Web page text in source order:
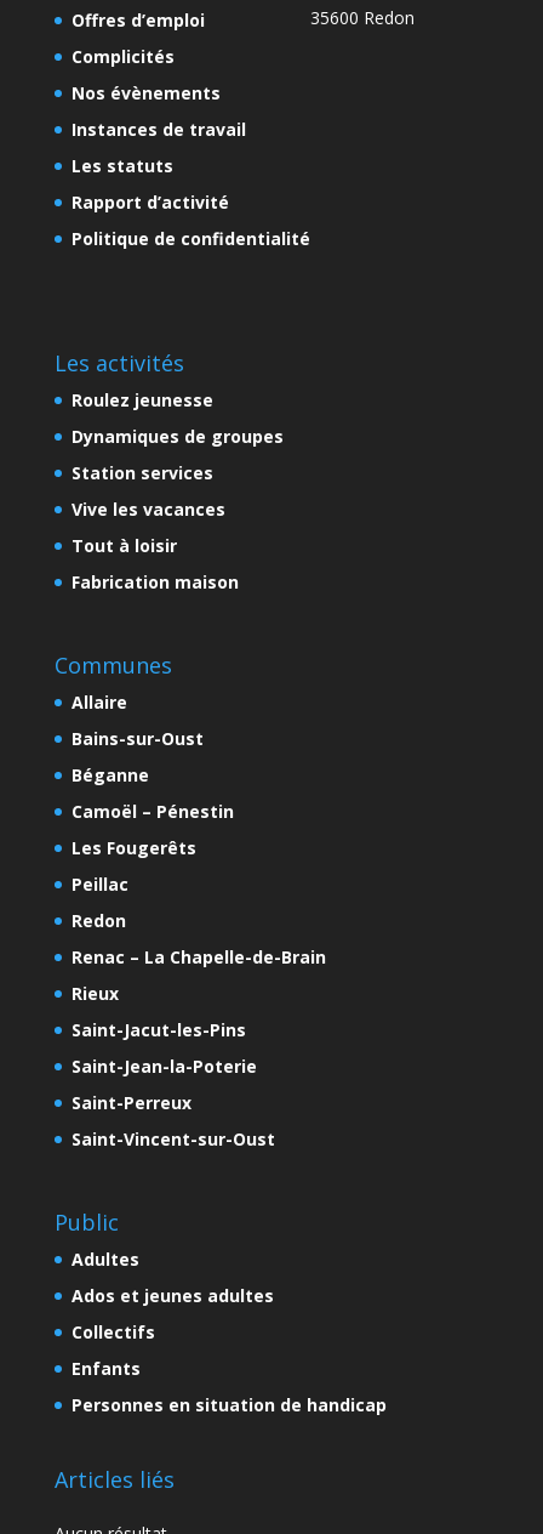
Offres d’emploi
Complicités
Nos évènements
Instances de travail
Les statuts
Rapport d’activité
Politique de confidentialité
35600 Redon
Les activités
Roulez jeunesse
Dynamiques de groupes
Station services
Vive les vacances
Tout à loisir
Fabrication maison
Communes
Allaire
Bains-sur-Oust
Béganne
Camoël – Pénestin
Les Fougerêts
Peillac
Redon
Renac – La Chapelle-de-Brain
Rieux
Saint-Jacut-les-Pins
Saint-Jean-la-Poterie
Saint-Perreux
Saint-Vincent-sur-Oust
Public
Adultes
Ados et jeunes adultes
Collectifs
Enfants
Personnes en situation de handicap
Articles liés